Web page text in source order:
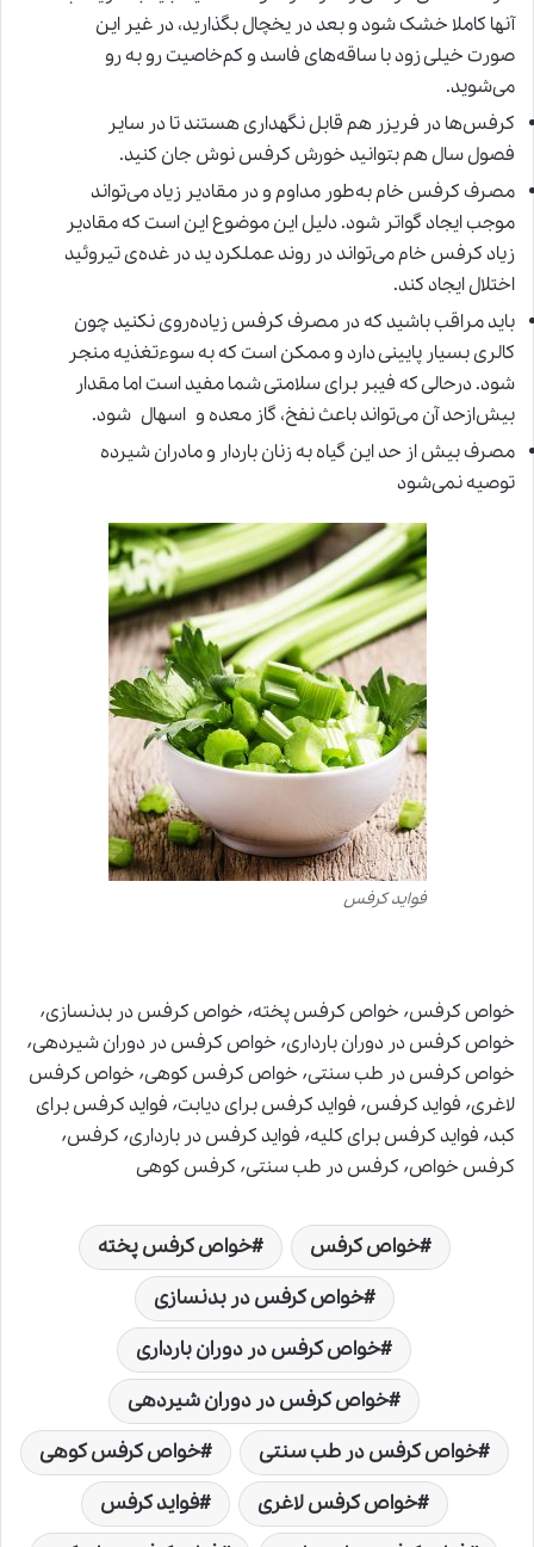
آنها کاملا خشک شود و بعد در یخچال بگذارید، در غیر این
صورت خیلی زود با ساقه‌های فاسد و کم‌خاصیت رو به رو
می‌شوید.
کرفس‌ها در فریزر هم قابل نگهداری هستند تا در سایر
فصول سال هم بتوانید خورش کرفس نوش جان کنید.
مصرف کرفس خام به‌طور مداوم و در مقادیر زیاد می‌تواند
موجب ایجاد گواتر شود. دلیل این موضوع این است که مقادیر
زیاد کرفس خام می‌تواند در روند عملکرد ید در غده‌ی تیروئید
اختلال ایجاد کند.
باید مراقب باشید که در مصرف کرفس زیاده‌روی نکنید چون
کالری بسیار پایینی دارد و ممکن است که به سوء‌تغذیه منجر
شود. درحالی که فیبر برای سلامتی شما مفید است اما مقدار
بیش‌ازحد آن می‌تواند باعث نفخ، گاز معده و اسهال شود.
مصرف بیش از حد این گیاه به زنان باردار و مادران شیرده
توصیه نمی‌شود
فواید کرفس
خواص کرفس٬ خواص کرفس پخته٬ خواص کرفس در بدنسازی٬
خواص کرفس در دوران بارداری٬ خواص کرفس در دوران شیردهی٬
خواص کرفس در طب سنتی
٬ خواص کرفس کوهی٬ خواص کرفس
لاغری٬ فواید کرفس٬ فواید کرفس برای دیابت٬ فواید کرفس برای
کبد٬ فواید کرفس برای کلیه٬ فواید کرفس در بارداری٬ کرفس٬
کرفس خواص٬ کرفس در طب سنتی٬ کرفس کوهی
خواص کرفس
خواص کرفس پخته
خواص کرفس در بدنسازی
خواص کرفس در دوران بارداری
خواص کرفس در دوران شیردهی
خواص کرفس در طب سنتی
خواص کرفس کوهی
خواص کرفس لاغری
فواید کرفس